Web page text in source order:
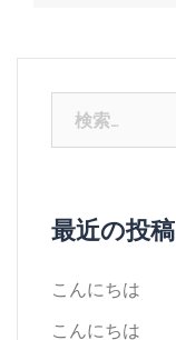
最近の投稿
こんにちは
こんにちは